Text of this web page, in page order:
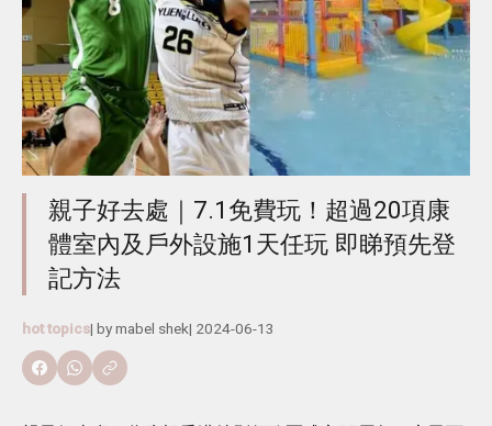
親子好去處｜7.1免費玩！超過20項康
體室內及戶外設施1天任玩 即睇預先登
記方法
hot topics| bymabel shek| 2024-06-13